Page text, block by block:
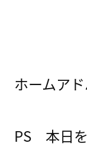
ホームア
PS 本日